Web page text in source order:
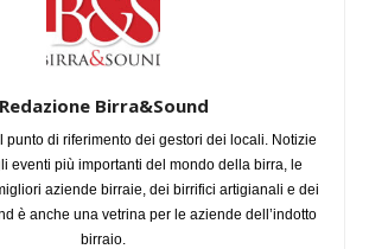
Redazione Birra&Sound
punto di riferimento dei gestori dei locali. Notizie
eventi più importanti del mondo della birra, le
aziende birraie, dei birrifici artigianali e dei
è anche una vetrina per le aziende dell’indotto
birraio.